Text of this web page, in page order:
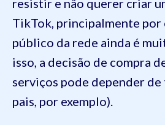
resistir e não querer criar
TikTok, principalmente por
público da rede ainda é
isso, a decisão de compra
serviços pode depender
pais, por exemplo).